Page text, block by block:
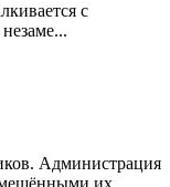
с
Администрация
их